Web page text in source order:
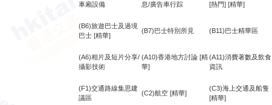
車廂設備
息/廣告車行踪
[熱門] [精華]
(B6)旅遊巴士及過境
巴士 [精華]
(B7)巴士特別所見 (B11)巴士精華區
(A6)相片及短片分享/
攝影技術
(A10)香港地方討論 [精
華]
(A11)消費著數及飲食
資訊
(F1)交通路線集思建
議區
(C2)航空 [精華]
(C3)海上交通及船隻
[精華]